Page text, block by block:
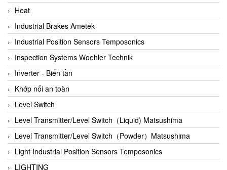
Asker
AT2E
ATC Pneumatic
ATEX System
ATI - IA
ATI (Analytical Technology Inc)
Atos
Atrax
Auma
Autec
Auto Flow
Heat
Industrial Brakes Ametek
Industrial Position Sensors Temposonics
Inspection Systems Woehler Technik
Inverter - Biến tần
Khớp nối an toàn
Level Switch
Level Transmitter/Level Switch（Liquid) Matsushima
Level Transmitter/Level Switch（Powder）Matsushima
Light Industrial Position Sensors Temposonics
LIGHTING